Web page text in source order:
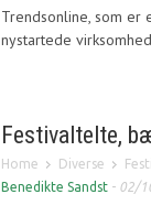
Trendsonline, som er
nystartede
Festivaltelte,
Home Diverse
Benedikte Sandst - 02/